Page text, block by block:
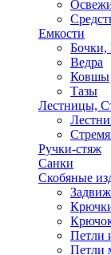
Емкости
Бочки,
Ведра
Ковшы
Тазы
Лестницы,
Ручки-стяж
Санки
Скобяные
Петли
Петли